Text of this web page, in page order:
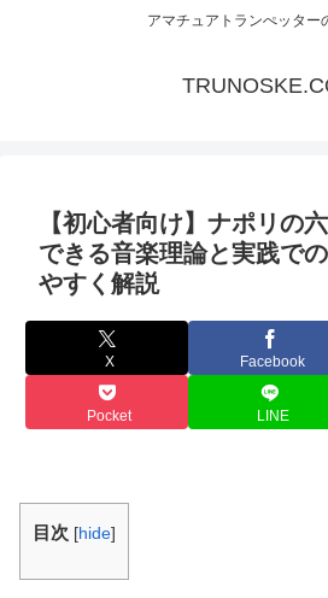
アマチュアトランぺッター
【初心者向け】ナポリの
できる音楽理論と実践で
やすく解説
X Facebook
Pocket LINE
目次 [hide]